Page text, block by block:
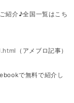
紹介♪全国一覧はこち
（アメブロ記事）
で無料で紹介し